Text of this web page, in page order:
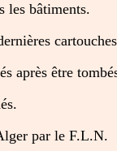
les bâtiments.
être
par le F.L.N.